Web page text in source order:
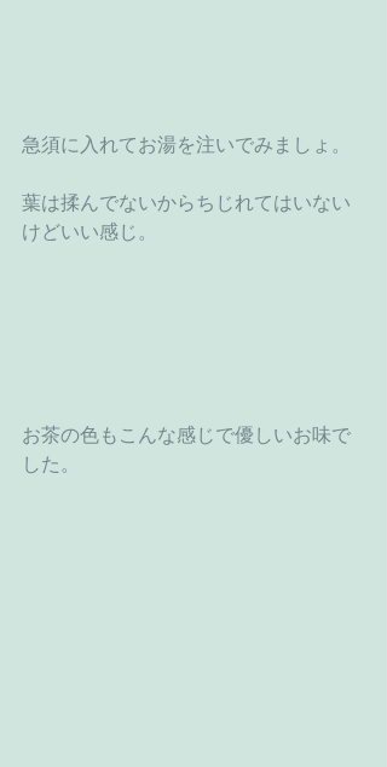
急須に入れてお湯を注いでみましょ。
葉は揉んでないからちじれてはいない
けどいい感じ。
お茶の色もこんな感じで優しいお味で
した。